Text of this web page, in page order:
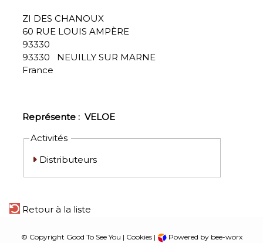
ZI DES CHANOUX
60 RUE LOUIS AMPÈRE
93330
93330
NEUILLY SUR MARNE
France
Représente : VELOE
Activités
Distributeurs
Retour à la liste
© Copyright Good To See You | Cookies| Powered by bee-worx